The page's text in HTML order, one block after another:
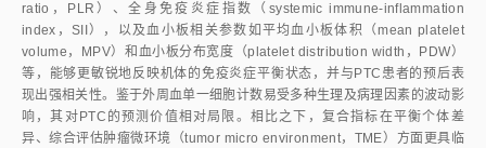
ratio，PLR）、全身免疫炎症指数（systemic immune-inflammation
index，SII），以及血小板相关参数如平均血小板体积（mean platelet
volume，MPV）和血小板分布宽度（platelet distribution width，PDW）
等，能够更敏锐地反映机体的免疫炎症平衡状态，并与PTC患者的预后表
现出强相关性。鉴于外周血单一细胞计数易受多种生理及病理因素的波动影
响，其对PTC的预测价值相对局限。相比之下，复合指标在平衡个体差
异、综合评估肿瘤微环境（tumor micro environment，TME）方面更具临